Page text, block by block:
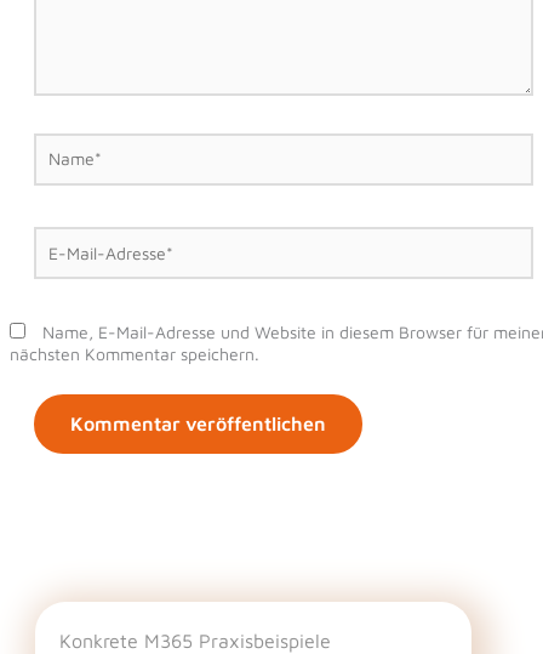
Name*
E-
Mail-
Adresse*
Name, E-Mail-Adresse und Website in diesem Browser für
nächsten Kommentar speichern.
Konkrete M365 Praxisbeispiele